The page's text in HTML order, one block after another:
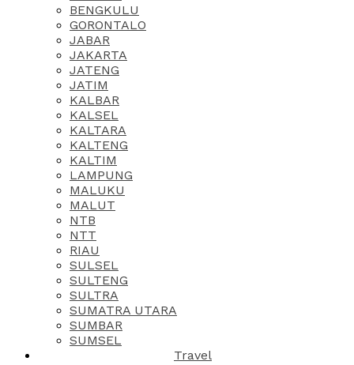
BENGKULU
GORONTALO
JABAR
JAKARTA
JATENG
JATIM
KALBAR
KALSEL
KALTARA
KALTENG
KALTIM
LAMPUNG
MALUKU
MALUT
NTB
NTT
RIAU
SULSEL
SULTENG
SULTRA
SUMATRA UTARA
SUMBAR
SUMSEL
Travel